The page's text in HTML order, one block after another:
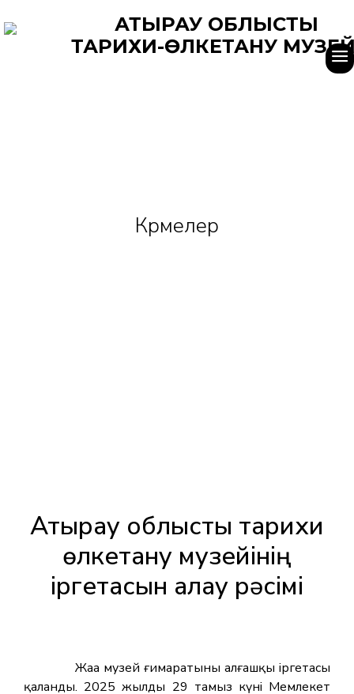
АТЫРАУ ОБЛЫСТЫҚ
ТАРИХИ-ӨЛКЕТАНУ
Көрмелер
Атырау облыстық тарихи
өлкетану музейінің
іргетасын қалау рәсімі
Жаңа музей ғимаратының алғашқы іргетасы
қаланды. 2025 жылдың 29 тамыз күні Мемлекет